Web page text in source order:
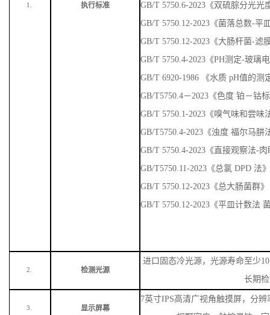
1. 执行标准
GB/T 5750.6-2023《双硫腙分光光
GB/T 5750.12-2023《菌落总数-平
GB/T 5750.12-2023《大肠杆菌-滤
GB/T 5750.4-2023《PH测定-玻璃
GB/T 6920-1986 《水质 pH值的测
GB/T5750.4－2023《色度 铂－钴
GB/T 5750.1-2023《嗅气味和尝味
GB/T5750.4-2023《浊度 福尔马肼
GB/T 5750.4-2023《直接观察法-
GB/T5750.11-2023《总氯 DPD 法
GB/T 5750.12-2023《总大肠菌群》
GB/T 5750.12-2023《平皿计数法
2. 检测光源
进口固态冷光源，光源寿命至少
长期
3. 显示屏幕
7英寸IPS高清广视角触摸屏，分